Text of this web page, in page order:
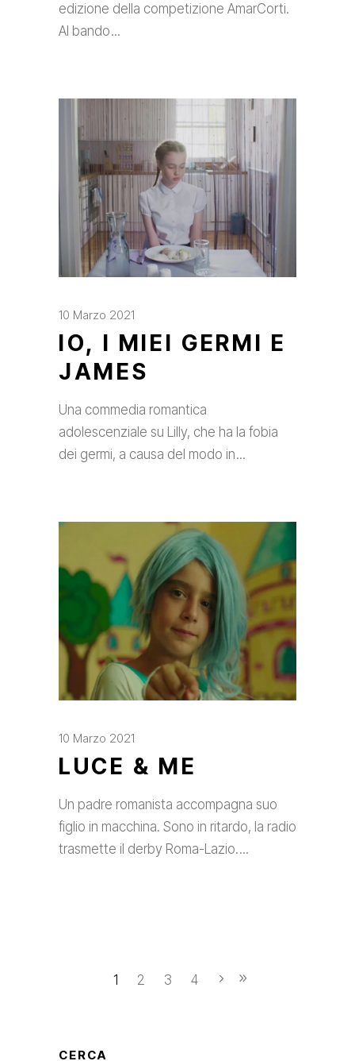
edizione della competizione AmarCorti.
Al bando
10 Marzo 2021
IO, I MIEI GERMI E
JAMES
Una commedia romantica
adolescenziale su Lilly, che ha la fobia
dei germi, a causa del modo in
10 Marzo 2021
LUCE & ME
Un padre romanista accompagna suo
figlio in macchina. Sono in ritardo, la radio
trasmette il derby Roma-Lazio.
1 2 3 4
CERCA